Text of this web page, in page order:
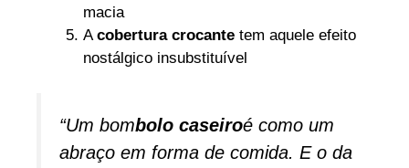
macia
Acobertura crocante tem aquele efeito
nostálgico insubstituível
“Um bombolo caseiroé como um
abraço em forma de comida. E o da